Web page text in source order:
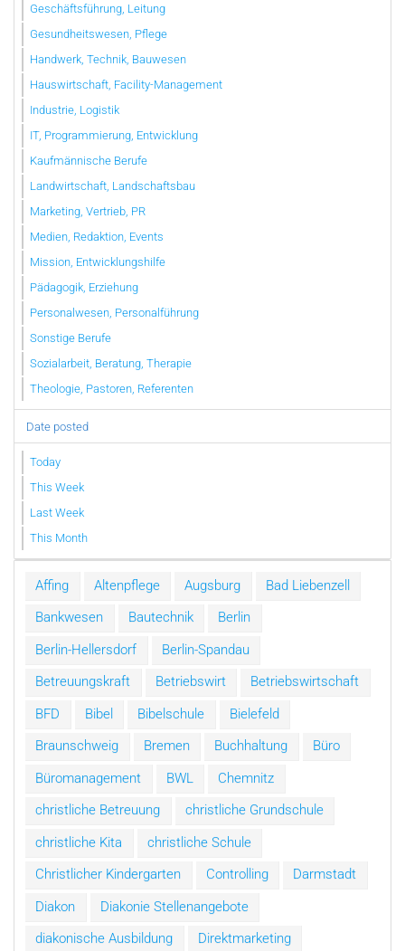
Geschäftsführung, Leitung
Gesundheitswesen, Pflege
Handwerk, Technik, Bauwesen
Hauswirtschaft, Facility-Management
Industrie, Logistik
IT, Programmierung, Entwicklung
Kaufmännische Berufe
Landwirtschaft, Landschaftsbau
Marketing, Vertrieb, PR
Medien, Redaktion, Events
Mission, Entwicklungshilfe
Pädagogik, Erziehung
Personalwesen, Personalführung
Sonstige Berufe
Sozialarbeit, Beratung, Therapie
Theologie, Pastoren, Referenten
Date posted
Today
This Week
Last Week
This Month
Affing Altenpflege Augsburg
Bad Liebenzell
Bankwesen
Bautechnik
Berlin
Berlin-Hellersdorf
Berlin-Spandau
Betreuungskraft
Betriebswirt
Betriebswirtschaft
BFD
Bibel Bibelschule
Bielefeld
Braunschweig
Bremen Buchhaltung
Büro
Büromanagement
BWL
Chemnitz
christliche Betreuung
christliche Grundschule
christliche Kita
christliche Schule
Christlicher Kindergarten
Controlling
Darmstadt
Diakon
Diakonie Stellenangebote
diakonische Ausbildung
Direktmarketing